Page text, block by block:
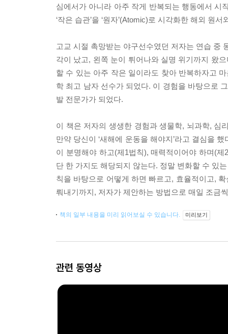
심에서가 아니라 아주 작게 반복되는 행동에서 시
‘작은 습관’을 ‘원자’(Atomic)로 시각화한 해외 원
고교 시절 촉망받는 야구선수였던 저자는 연습 중
각이 났고, 왼쪽 눈이 튀어나와 실명 위기까지 왔
할 수 있는 아주 작은 일이라도 찾아 반복하자고
학 최고 남자 선수가 되었다. 이 경험을 바탕으로
발 전문가가 되었다.
이 책은 저자의 생생한 경험과 생물학, 뇌과학, 심
만약 당신이 ‘새해에 운동을 해야지’라고 결심을
이 분명해야 하고(제1법칙), 매력적이어야 하며(
단 한 가지도 해당되지 않는다. 정말 변화할 수 있
칙을 바탕으로 어떻게 하면 빠르고, 효율적이고,
뤄내기까지, 저자가 제안하는 방법으로 매일 조금
책의 일부 내용을 미리 읽어보실 수 있습니다. 미리보기
관련 동영상